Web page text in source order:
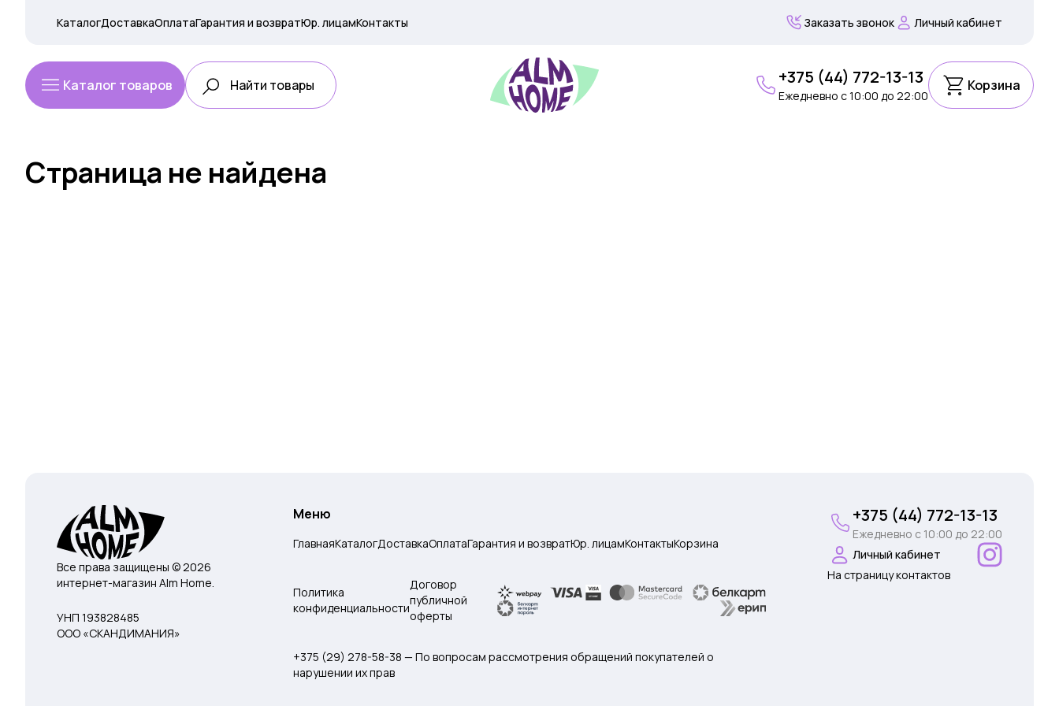
КаталогДоставкаОплатаГарантия и возвратЮр. лицамКонтакты Заказать звонок Личный кабинет
Каталог товаров +375 (44) 772-13-13
Ежедневно c 10:00 до 22:00
Корзина
Страница не найдена
Все права защищены © 2026
интернет-магазин Alm Home.
УНП 193828485
ООО «СКАНДИМАНИЯ»
Меню
ГлавнаяКаталогДоставкаОплатаГарантия и возвратЮр. лицамКонтактыКорзина
Политика
конфиденциальности
Договор
публичной
оферты
+375 (29) 278-58-38 — По вопросам рассмотрения обращений покупателей о
нарушении их прав
+375 (44) 772-13-13
Ежедневно c 10:00 до 22:00
Личный кабинет
На страницу контактов